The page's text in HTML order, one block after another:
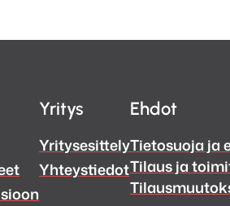
Yritys
Yritysesittely
Yhteystiedot
Ehdot
Tietosuoja ja
Tilaus ja